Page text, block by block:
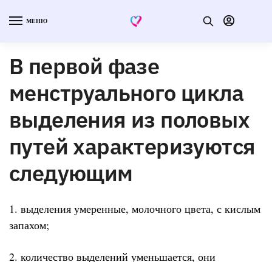
МЕНЮ
В первой фазе
менструального цикла
выделения из половых
путей характеризуются
следующим
1. выделения умеренные, молочного цвета, с кислым
запахом;
2. количество выделений уменьшается, они